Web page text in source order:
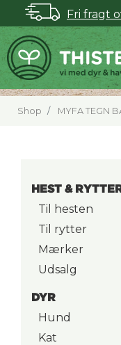
Fri fragt
Shop MYFA TEGN
HEST &
Til hesten
Til rytter
Mærker
Udsalg
DYR
Hund
Kat